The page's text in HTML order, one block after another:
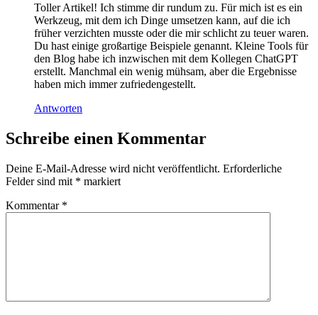
Toller Artikel! Ich stimme dir rundum zu. Für mich ist es ein
Werkzeug, mit dem ich Dinge umsetzen kann, auf die ich
früher verzichten musste oder die mir schlicht zu teuer waren.
Du hast einige großartige Beispiele genannt. Kleine Tools für
den Blog habe ich inzwischen mit dem Kollegen ChatGPT
erstellt. Manchmal ein wenig mühsam, aber die Ergebnisse
haben mich immer zufriedengestellt.
Antworten
Schreibe einen Kommentar
Deine E-Mail-Adresse wird nicht veröffentlicht. Erforderliche
Felder sind mit * markiert
Kommentar *